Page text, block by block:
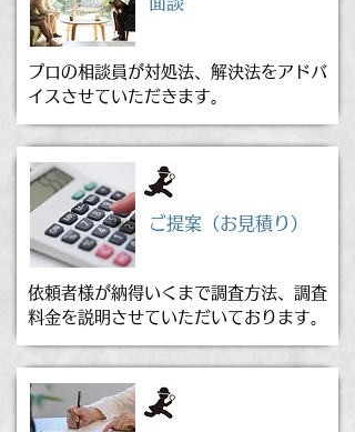
プロの相談員が対処法、解決法をアドバ
イスさせていただきます。
ご提案（お見積り）
依頼者様が納得いくまで調査方法、調査
料金を説明させていただいております。